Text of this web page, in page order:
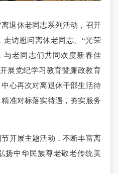
退休老同志系列活动，召开
访慰问离休老同志、“光荣
与老同志们共同欢度新春佳
展党纪学习教育暨廉政教育
心再次对离退休干部生活待
准对标落实待遇，夯实服务
开展主题活动，不断丰富离
扬中华民族尊老敬老传统美